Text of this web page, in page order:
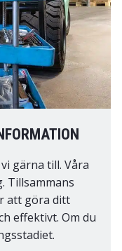
gärna till. Våra
Tillsammans
att göra ditt
effektivt. Om du